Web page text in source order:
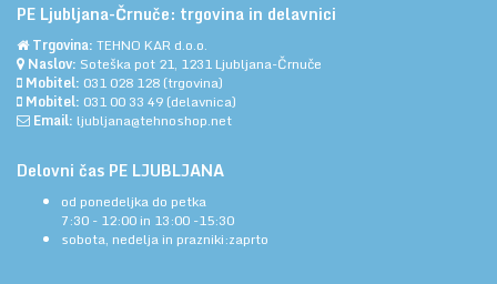
PE Ljubljana-Črnuče: trgovina in delavnici
Trgovina: TEHNO KAR d.o.o.
Naslov: Soteška pot 21, 1231 Ljubljana-Črnuče
Mobitel: 031 028 128 (trgovina)
Mobitel: 031 00 33 49 (delavnica)
Email: ljubljana@tehnoshop.net
Delovni čas PE LJUBLJANA
od ponedeljka do petka
7:30 - 12:00 in 13:00 -15:30
sobota, nedelja in prazniki:zaprto